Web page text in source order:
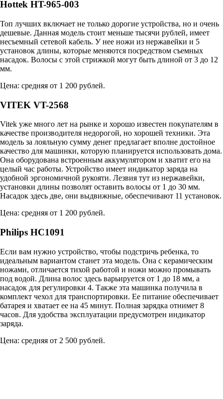
Hottek HT-965-003
Топ лучших включает не только дорогие устройства, но и очень
дешевые. Данная модель стоит меньше тысячи рублей, имеет
несъемный сетевой кабель. У нее ножи из нержавейки и 5
установок длины, которые меняются посредством съемных
насадок. Волосы с этой стрижкой могут быть длиной от 3 до 12
мм.
Цена: средняя от 1 200 рублей.
VITEK VT-2568
Vitek уже много лет на рынке и хорошо известен покупателям в
качестве производителя недорогой, но хорошей техники. Эта
модель за лояльную сумму денег предлагает вполне достойное
качество для машинки, которую планируется использовать дома.
Она оборудована встроенным аккумулятором и хватит его на
целый час работы. Устройство имеет индикатор заряда на
удобной эргономичной рукояти. Лезвия тут из нержавейки,
установки длины позволят оставить волосы от 1 до 30 мм.
Насадок здесь две, они выдвижные, обеспечивают 11 установок.
Цена: средняя от 1 200 рублей.
Philips HC1091
Если вам нужно устройство, чтобы подстричь ребенка, то
идеальным вариантом станет эта модель. Она с керамическим
ножами, отличается тихой работой и ножи можно промывать
под водой. Длина волос здесь варьируется от 1 до 18 мм, а
насадок для регулировки 4. Также эта машинка получила в
комплект чехол для транспортировки. Ее питание обеспечивает
батарея и хватает ее на 45 минут. Полная зарядка отнимет 8
часов. Для удобства эксплуатации предусмотрен индикатор
заряда.
Цена: средняя от 2 500 рублей.